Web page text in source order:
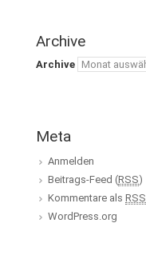
Archive
Archive
Meta
Anmelden
Beitrags-Feed (RSS)
Kommentare als RSS
WordPress.org